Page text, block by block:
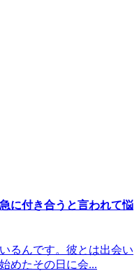
に付き合うと言われて悩
るんです。彼とは出会い
めたその日に会...